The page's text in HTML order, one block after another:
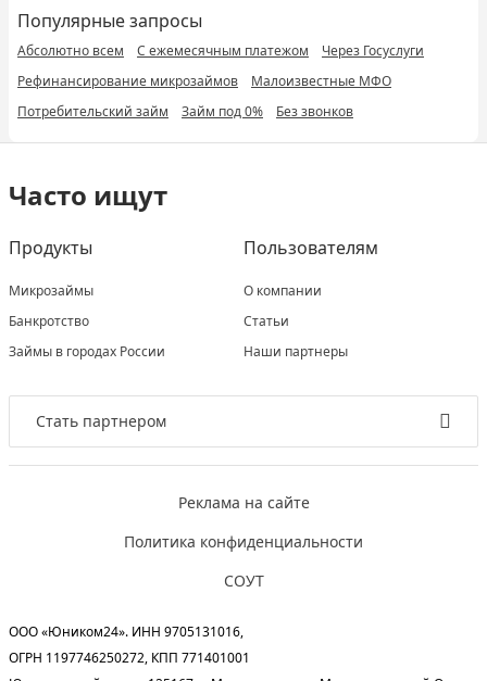
Популярные запросы
Абсолютно всем С ежемесячным платежом
Через Госуслуги
Рефинансирование микрозаймов
Малоизвестные МФО
Потребительский займ
Займ под 0% Без звонков
Часто ищут
Продукты
Микрозаймы
Банкротство
Займы в городах России
Пользователям
О компании
Статьи
Наши партнеры
Стать партнером
Реклама на сайте
Политика конфиденциальности
СОУТ
ООО «Юником24». ИНН 9705131016,
ОГРН 1197746250272, КПП 771401001